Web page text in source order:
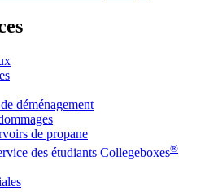
déménagement
de propane
des étudiants Collegeboxes®